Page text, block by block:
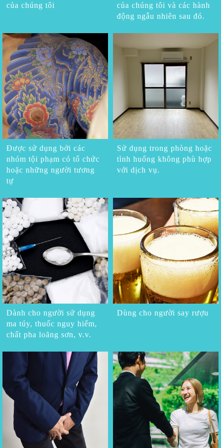
của chúng tôi
của chúng tôi và các hành
động ngẫu nhiên sau đó.
Được sử dụng bởi các
nhóm tội phạm có tổ chức
hoặc những người tương
tự
Sử dụng trong phòng hoặc
tình huống không phù hợp
với dịch vụ.
Dành cho người sử dụng
ma túy, thuốc nguy hiểm,
chất pha loãng sơn, v.v.
Dùng cho người say rượu